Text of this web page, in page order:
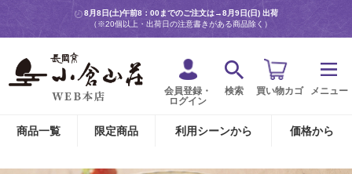
8月8日(土)午前8：00までのご注文は→8月9日(日) 出荷
（※20個以上・出荷日の注意書きがある商品除く）
会員登録・
ログイン
検索 買い物カゴ メニュー
商品一覧 限定商品 利用シーンから 価格から